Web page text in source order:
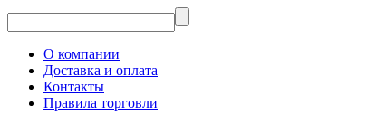
О компании
Доставка и оплата
Контакты
Правила торговли